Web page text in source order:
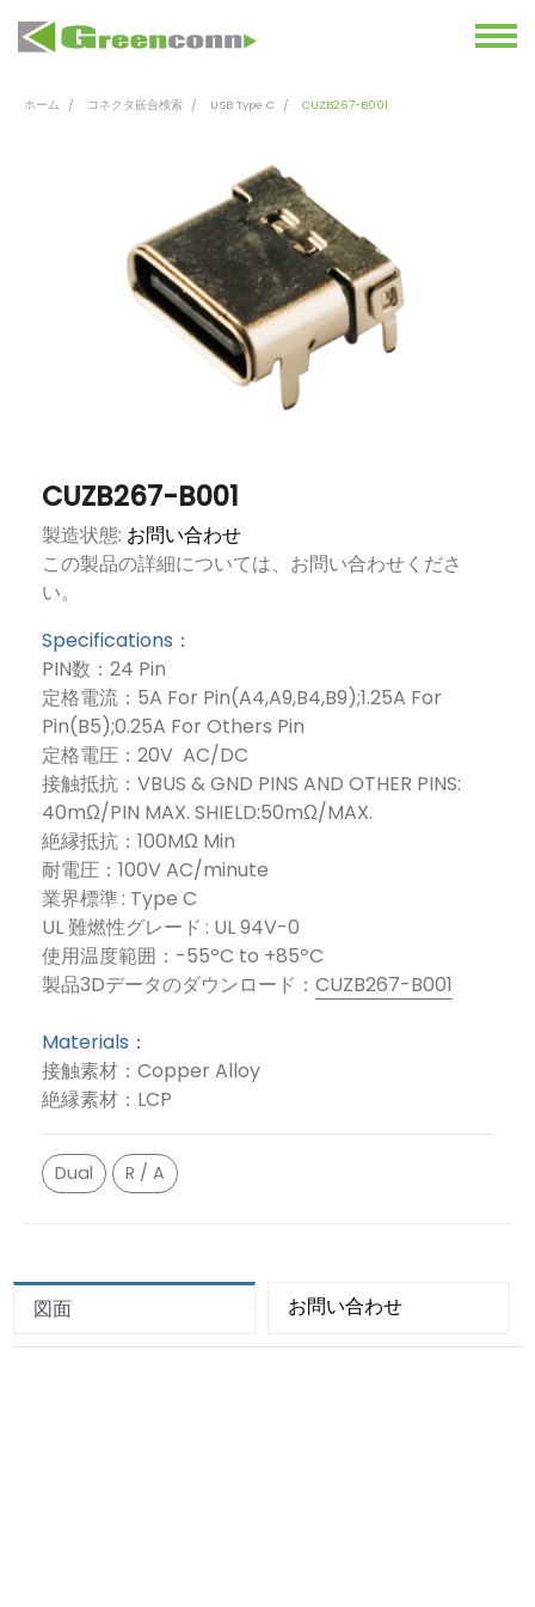
ホーム コネクタ嵌合検索 USB Type C CUZB267-B001
CUZB267-B001
製造状態: お問い合わせ
この製品の詳細については、お問い合わせくださ
い。
Specifications：
PIN数：24 Pin
定格電流：5A For Pin(A4,A9,B4,B9);1.25A For
Pin(B5);0.25A For Others Pin
定格電圧：20V AC/DC
接触抵抗：VBUS & GND PINS AND OTHER PINS:
40mΩ/PIN MAX. SHIELD:50mΩ/MAX.
絶縁抵抗：100MΩ Min
耐電圧：100V AC/minute
業界標準 : Type C
UL 難燃性グレード : UL 94V-0
使用温度範囲：-55ºC to +85ºC
製品3Dデータのダウンロード： CUZB267-B001
Materials：
接触素材：Copper Alloy
絶縁素材：LCP
Dual R / A
図面 お問い合わせ